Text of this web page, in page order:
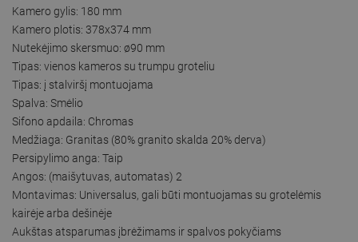
Kamero gylis: 180 mm
Kamero plotis: 378x374 mm
Nutekėjimo skersmuo: ø90 mm
Tipas: vienos kameros su trumpu groteliu
Tipas: į stalviršį montuojama
Spalva: Smėlio
Sifono apdaila: Chromas
Medžiaga: Granitas (80% granito skalda 20% derva)
Persipylimo anga: Taip
Angos: (maišytuvas, automatas) 2
Montavimas: Universalus, gali būti montuojamas su grotelėmis
kairėje arba dešinėje
Aukštas atsparumas įbrėžimams ir spalvos pokyčiams